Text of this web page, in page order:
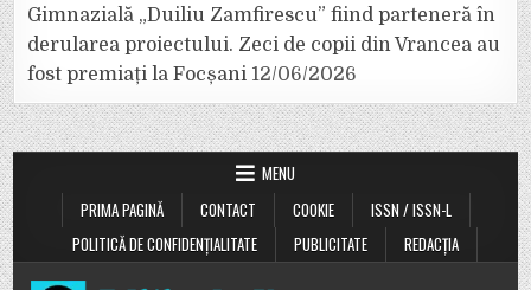
Gimnazială „Duiliu Zamfirescu” fiind parteneră în
derularea proiectului. Zeci de copii din Vrancea au
fost premiați la Focșani 12/06/2026
MENU
PRIMA PAGINĂ
CONTACT COOKIE
ISSN / ISSN-L
POLITICĂ DE CONFIDENȚIALITATE
PUBLICITATE REDACȚIA